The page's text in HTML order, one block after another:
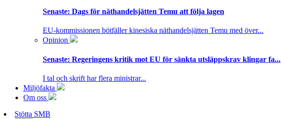
Senaste: Dags för näthandelsjätten Temu att följa lagen
EU-kommissionen bötfäller kinesiska näthandelsjätten Temu med över...
Opinion
Senaste: Regeringens kritik mot EU för sänkta utsläppskrav klingar fa...
I tal och skrift har flera ministrar...
Miljöfakta
Om oss
Stötta SMB